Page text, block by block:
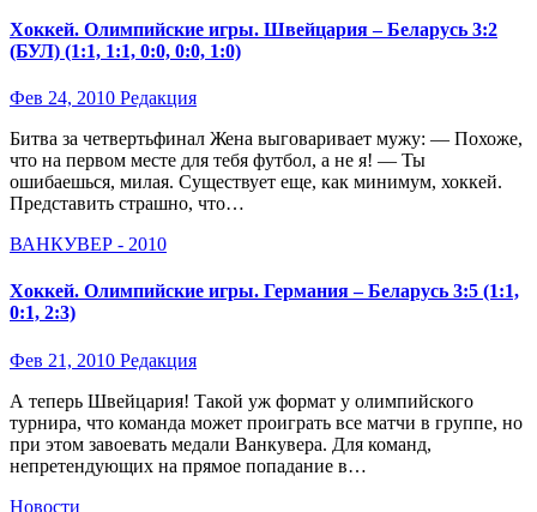
Хоккей. Олимпийские игры. Швейцария – Беларусь 3:2
(БУЛ) (1:1, 1:1, 0:0, 0:0, 1:0)
Фев 24, 2010 Редакция
Битва за четвертьфинал Жена выговаривает мужу: — Похоже,
что на первом месте для тебя футбол, а не я! — Ты
ошибаешься, милая. Существует еще, как минимум, хоккей.
Представить страшно, что…
ВАНКУВЕР - 2010
Хоккей. Олимпийские игры. Германия – Беларусь 3:5 (1:1,
0:1, 2:3)
Фев 21, 2010 Редакция
А теперь Швейцария! Такой уж формат у олимпийского
турнира, что команда может проиграть все матчи в группе, но
при этом завоевать медали Ванкувера. Для команд,
непретендующих на прямое попадание в…
Новости